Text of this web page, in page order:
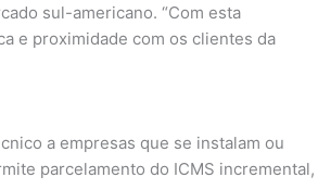
sul-americano. “Com esta
e proximidade com os clientes da
a empresas que se instalam ou
parcelamento do ICMS incremental,